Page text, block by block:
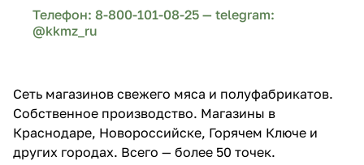
Телефон: 8-800-101-08-25 — telegram:
@kkmz_ru
Сеть магазинов свежего мяса и полуфабрикатов.
Собственное производство. Магазины в
Краснодаре, Новороссийске, Горячем Ключе и
других городах. Всего — более 50 точек.